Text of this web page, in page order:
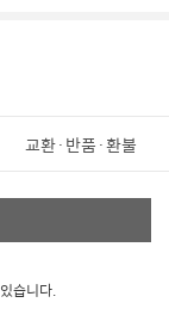
교환·반품·환불
습니다.